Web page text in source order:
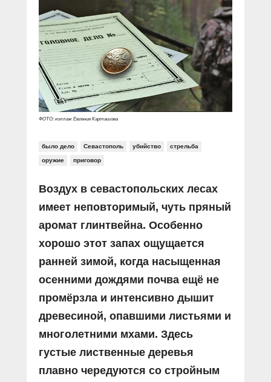
Документальные фильмы
В знании сила
Специальный репортаж
КиберПОСТОВОЙ
Газета «Щит и меч»
Журнал «Полиция России»
О ПОРТАЛЕ
Контакты
Вакансии
ФОТО: коллаж Евгения Карташова
было дело Севастополь убийство стрельба
оружие приговор
Воздух в севастопольских лесах
имеет неповторимый, чуть пряный
аромат глинтвейна. Особенно
хорошо этот запах ощущается
ранней зимой, когда насыщенная
осенними дождями почва ещё не
промёрзла и интенсивно дышит
древесиной, опавшими листьями и
многолетними мхами. Здесь
густые лиственные деревья
плавно чередуются со стройным